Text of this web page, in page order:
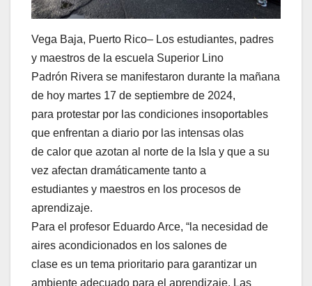
Vega Baja, Puerto Rico– Los estudiantes, padres
y maestros de la escuela Superior Lino
Padrón Rivera se manifestaron durante la mañana
de hoy martes 17 de septiembre de 2024,
para protestar por las condiciones insoportables
que enfrentan a diario por las intensas olas
de calor que azotan al norte de la Isla y que a su
vez afectan dramáticamente tanto a
estudiantes y maestros en los procesos de
aprendizaje.
Para el profesor Eduardo Arce, “la necesidad de
aires acondicionados en los salones de
clase es un tema prioritario para garantizar un
ambiente adecuado para el aprendizaje. Las